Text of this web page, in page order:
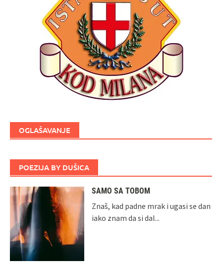
OGLAŠAVANJE
POEZIJA BY DUŠICA
SAMO SA TOBOM
Znaš, kad padne mrak i ugasi se dan
iako znam da si dal...